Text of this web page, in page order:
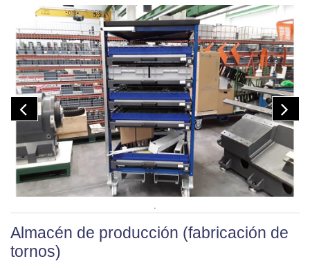
Almacén de producción (fabricación de
tornos)